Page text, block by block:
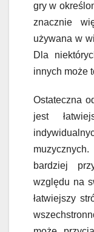
gry w
znacznie
używana w
Dla
innych może
Ostateczna
jest
bardziej
względu na
łatwiejszy